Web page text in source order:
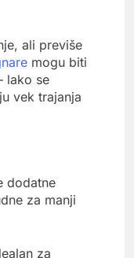
ali previše
mogu biti
lako se
vek trajanja
dodatne
za manji
za